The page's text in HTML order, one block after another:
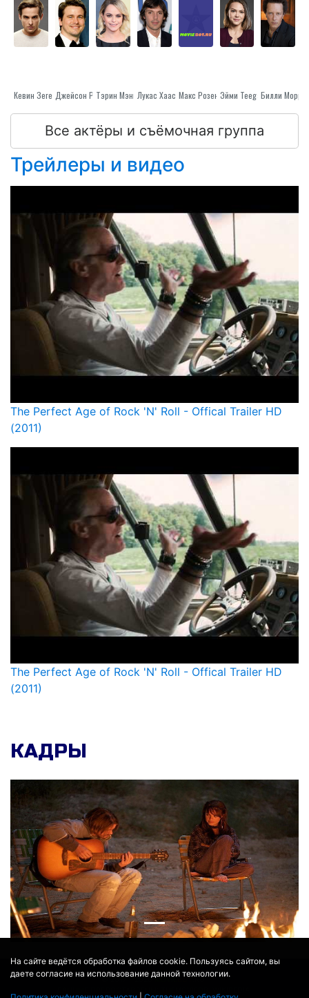
На сайте ведётся обработка файлов cookie. Пользуясь сайтом, вы
даете согласие на использование данной технологии.
Кевин ЗегерсДжейсон РиттерТэрин МэннингЛукас Хаас Макс РозенбаумЭйми Teegarden
Билли
Все актёры и съёмочная группа
Трейлеры и видео
The Perfect Age of Rock 'N' Roll - Offical Trailer HD
(2011)
The Perfect Age of Rock 'N' Roll - Offical Trailer HD
(2011)
КАДРЫ
© 2017 - 2026 MOVIE
ДАННЫЕ ПРЕДОСТАВЛЕНЫ: